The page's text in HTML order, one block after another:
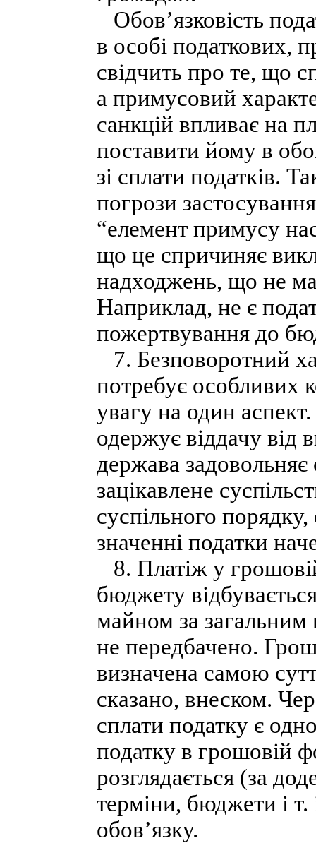
Обов’язковість
в особі податкових,
свідчить про те, що
а примусовий
санкцій впливає на
поставити йому в
зі сплати податків.
погрози
“елемент примусу
що це спричиняє
надходжень, що не
Наприклад, не є
пожертвування до
7. Безповоротний
потребує особливих
увагу на один
одержує віддачу від
держава задовольняє
зацікавлене
суспільного
значенні податки
8. Платіж у
бюджету
майном за
не передбачено.
визначена самою
сказано, внеском.
сплати податку є
податку в грошовій
розглядається (за
терміни, бюджети і
обов’язку.